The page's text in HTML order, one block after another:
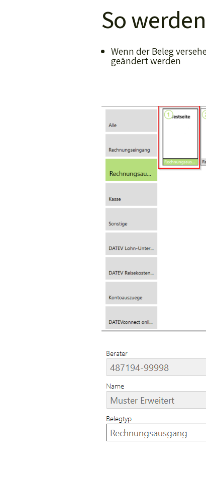
So
Wenn der Beleg
geändert werden